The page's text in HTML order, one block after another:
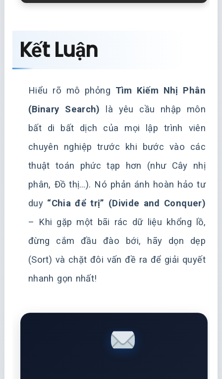
Kết Luận
Hiểu rõ mô phỏng Tìm Kiếm Nhị Phân
(Binary Search) là yêu cầu nhập môn
bất di bất dịch của mọi lập trình viên
chuyên nghiệp trước khi bước vào các
thuật toán phức tạp hơn (như Cây nhị
phân, Đồ thị…). Nó phản ánh hoàn hảo tư
duy “Chia để trị” (Divide and Conquer)
– Khi gặp một bãi rác dữ liệu khổng lồ,
đừng cắm đầu đào bới, hãy dọn dẹp
(Sort) và chặt đôi vấn đề ra để giải quyết
nhanh gọn nhất!